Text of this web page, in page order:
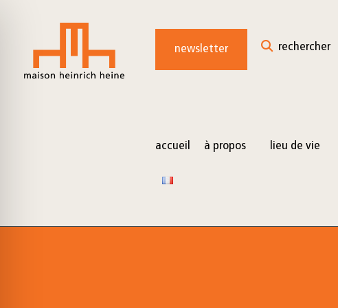
content
newsletter rechercher
accueil à propos lieu de vie